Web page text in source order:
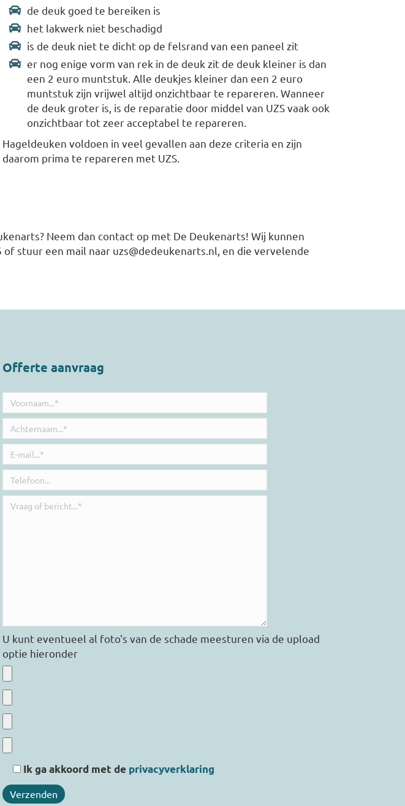
de deuk goed te bereiken is
het lakwerk niet beschadigd
is de deuk niet te dicht op de felsrand van een paneel zit
er nog enige vorm van rek in de deuk zit de deuk kleiner is dan
een 2 euro muntstuk. Alle deukjes kleiner dan een 2 euro
muntstuk zijn vrijwel altijd onzichtbaar te repareren. Wanneer
de deuk groter is, is de reparatie door middel van UZS vaak ook
onzichtbaar tot zeer acceptabel te repareren.
Hageldeuken voldoen in veel gevallen aan deze criteria en zijn
daarom prima te repareren met UZS.
Neem dan contact op met De Deukenarts! Wij kunnen
stuur een mail naar uzs@dedeukenarts.nl, en die vervelende
Offerte aanvraag
U kunt eventueel al foto's van de schade meesturen via de upload
optie hieronder
Ik ga akkoord met de privacyverklaring